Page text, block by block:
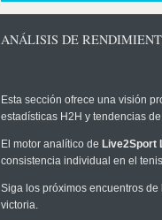
ANÁLISIS DE
Esta sección ofrece una visión
estadísticas H2H y tendencias
El motor analítico de Live2Sport
consistencia individual en el
Siga los próximos encuentros de
victoria.